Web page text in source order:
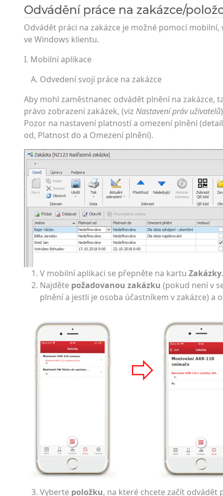
Odvádění práce na zakázce/
Odvádět práci na zakázce je možné pomocí
ve Windows klientu.
I. Mobilní aplikace
Odvedení svojí práce na zakázce
Aby mohl zaměstnanec odvádět plnění na zakázce,
právo zobrazení zakázek, (viz Nastavení práv uživatelů
Pozor na nastavení platností a omezení plnění
od, Platnost do a Omezení plnění).
V mobilní aplikaci se přepněte na kartu Zakázky.
Najděte požadovanou zakázku (pokud není v
plnění a jestli je osoba účastníkem v zakázce) a
Vyberte položku, na které chcete začít